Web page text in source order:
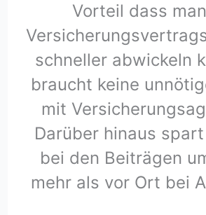
Vorteil dass
schneller abwickeln
braucht keine
mit
Darüber hinaus
bei den Beiträgen
mehr als vor Ort bei